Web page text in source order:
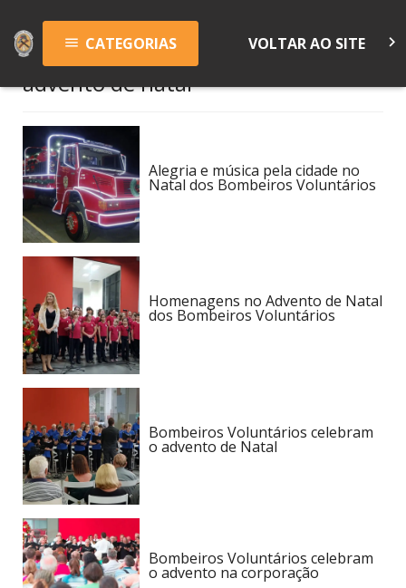
menu CATEGORIAS VOLTAR AO SITE keyboard_arrow_right
advento de natal
Alegria e música pela cidade no
Natal dos Bombeiros Voluntários
Homenagens no Advento de Natal
dos Bombeiros Voluntários
Bombeiros Voluntários celebram
o advento de Natal
Bombeiros Voluntários celebram
o advento na corporação